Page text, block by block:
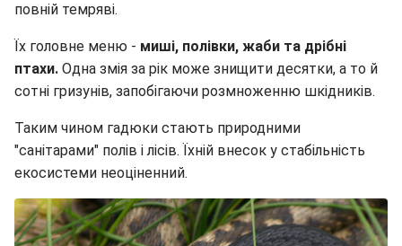
повній темряві.
Їх головне меню - миші, полівки, жаби та дрібні
птахи. Одна змія за рік може знищити десятки, а то й
сотні гризунів, запобігаючи розмноженню шкідників.
Таким чином гадюки стають природними
"санітарами" полів і лісів. Їхній внесок у стабільність
екосистеми неоціненний.